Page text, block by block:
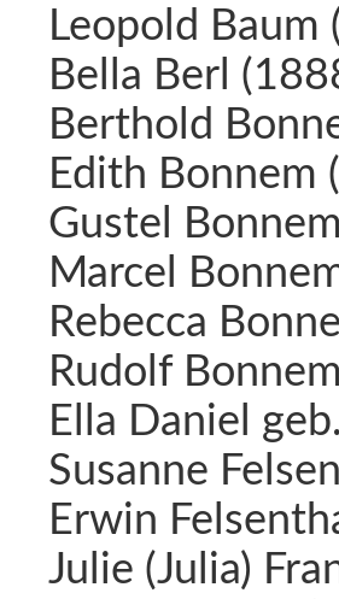
Leopold Baum
Bella Berl
Berthold
Edith Bonnem
Gustel
Marcel
Rebecca
Rudolf
Ella Daniel
Susanne
Erwin
Julie (Julia)